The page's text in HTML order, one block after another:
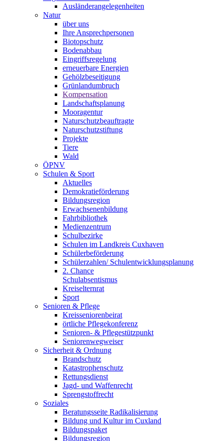
Ausländerangelegenheiten
Natur
über uns
Ihre Ansprechpersonen
Biotopschutz
Bodenabbau
Eingriffsregelung
erneuerbare Energien
Gehölzbeseitigung
Grünlandumbruch
Kompensation
Landschaftsplanung
Mooragentur
Naturschutzbeauftragte
Naturschutzstiftung
Projekte
Tiere
Wald
ÖPNV
Schulen & Sport
Aktuelles
Demokratieförderung
Bildungsregion
Erwachsenenbildung
Fahrbibliothek
Medienzentrum
Schulbezirke
Schulen im Landkreis Cuxhaven
Schülerbeförderung
Schülerzahlen/ Schulentwicklungsplanung
2. Chance
Schulabsentismus
Kreiselternrat
Sport
Senioren & Pflege
Kreisseniorenbeirat
örtliche Pflegekonferenz
Senioren- & Pflegestützpunkt
Seniorenwegweiser
Sicherheit & Ordnung
Brandschutz
Katastrophenschutz
Rettungsdienst
Jagd- und Waffenrecht
Sprengstoffrecht
Soziales
Beratungsseite Radikalisierung
Bildung und Kultur im Cuxland
Bildungspaket
Bildungsregion